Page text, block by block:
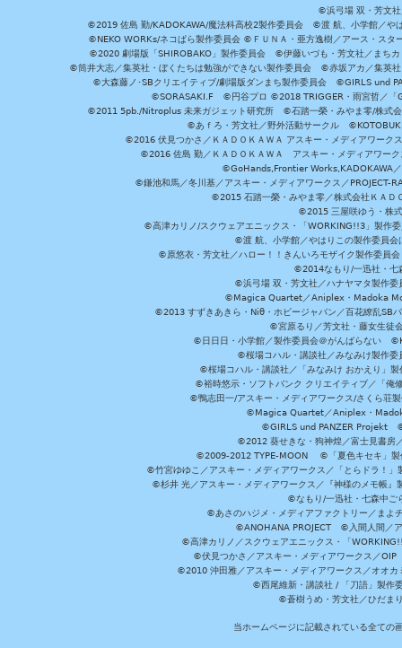
©浜弓場 双・芳文社
©2019 佐島 勤/KADOKAWA/魔法科高校2製作委員会 ©渡 航、小学館／や
©NEKO WORKs/ネコぱら製作委員会 ©ＦＵＮＡ・亜方逸樹／アース・ス
©2020 劇場版「SHIROBAKO」製作委員会 ©伊藤いづも・芳文社／まち
©筒井大志／集英社・ぼくたちは勉強ができない製作委員会 ©赤坂アカ／集英
©大森藤ノ･SBクリエイティブ/劇場版ダンまち製作委員会 ©GIRLS und
©SORASAKI.F ©円谷プロ ©2018 TRIGGER・雨宮哲／
©2011 5pb./Nitroplus 未来ガジェット研究所 ©石踏一榮・みやま零/株式
©あｆろ・芳文社／野外活動サークル
©2016 伏見つかさ／ＫＡＤＯＫＡＷＡ アスキー・メディアワー
©2016 佐島 勤／ＫＡＤＯＫＡＷＡ アスキー・メディアワ
©GoHands,Frontier Works,KADOKAWA
©鎌池和馬／冬川基／アスキー・メディアワークス／
©2015 石踏一榮・みやま零／株式会社ＫＡＤ
©2015 三屋咲ゆう・株
©高津カリノ/スクウェアエニックス・「WORKING!!3」製作
©渡 航、小学館／やはりこの製作委員
©原悠衣・芳文社／ハロー！！きんいろモザイク製作委員
©2014なもり/一迅社・
©浜弓場 双・芳文社／ハナヤマタ製作
©Magica Quartet／Aniplex・Madoka
©2013 すずきあきら・Niθ・ホビージャパン／百花繚乱
©宮原るり／芳文社・藤女生徒
©日日日・小学館／製作委員会＠がんばらない
©桜場コハル・講談社／みなみけ製作
©桜場コハル・講談社／「みなみけ おかえり」
©裕時悠示・ソフトバンク クリエイティブ／「
©鴨志田一/アスキー・メディアワークス/さく
©Magica Quartet／Aniplex・
©GIRLS und PANZER Projekt ©
©2012 葵せきな・狗神煌／富士見書
©2009-2012 TYPE-MOON ©「夏色キセキ」製
©竹宮ゆゆこ／アスキー・メディアワークス／「とらドラ！
©杉井 光／アスキー・メディアワークス／『神様のメモ帳
©なもり/一迅社・七森中
©あさのハジメ・メディアファクトリー／ま
©ANOHANA PROJECT ©入間人間／ア
©高津カリノ／スクウェアエニックス・「
©伏見つかさ／アスキー・メディアワークス／
©2010 沖田雅／アスキー・メディアワークス／オオ
©西尾維新・講談社 / 「刀語」製作
©蒼樹うめ・芳文社／ひだま
当ホームページに記載されている全ての